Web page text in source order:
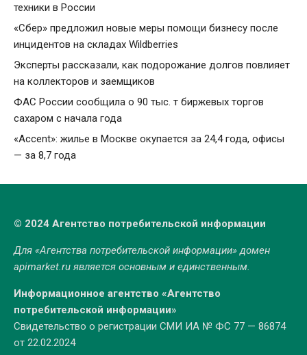
техники в России
«Сбер» предложил новые меры помощи бизнесу после
инцидентов на складах Wildberries
Эксперты рассказали, как подорожание долгов повлияет
на коллекторов и заемщиков
ФАС России сообщила о 90 тыс. т биржевых торгов
сахаром с начала года
«Accent»: жилье в Москве окупается за 24,4 года, офисы
— за 8,7 года
© 2024 Агентство потребительской информации
Для «Агентства потребительской информации» домен
apimarket.ruявляется основным и единственным.
Информационное агентство «Агентство
потребительской информации»
Свидетельство о регистрации СМИ ИА № ФС 77 — 86874
от 22.02.2024